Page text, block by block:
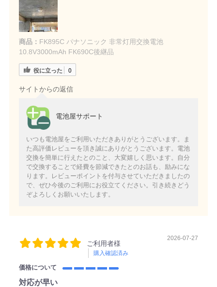
商品： FK895C パナソニック 非常灯用交換電池
10.8V3000mAh FK690C後継品
役に立った 0
サイトからの返信
電池屋サポート
いつも電池屋をご利用いただきありがとうございます。ま
た高評価レビューを頂き誠にありがとうございます。電池
交換を簡単に行えたとのこと、大変嬉しく思います。自分
で交換することで経費を節減できたとのお話も、励みにな
ります。レビューポイントを付与させていただきましたの
で、ぜひ今後のご利用にお役立てください。引き続きどう
ぞよろしくお願いいたします。
ご利用者様
購入確認済み
2026-07-27
価格について
対応が早い